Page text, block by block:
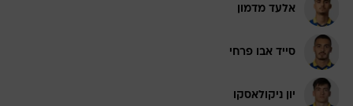
אלעד מדמון
סייד אבו פרחי
יון ניקולאסקו